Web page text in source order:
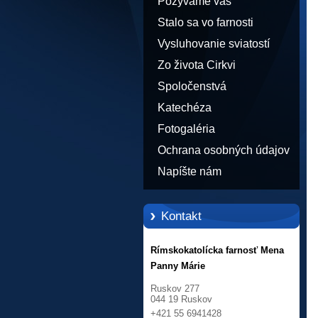
Stalo sa vo farnosti
Vysluhovanie sviatostí
Zo života Cirkvi
Spoločenstvá
Katechéza
Fotogaléria
Ochrana osobných údajov
Napíšte nám
Kontakt
Rímskokatolícka farnosť Mena
Panny Márie
Ruskov 277
044 19 Ruskov
+421 55 6941428